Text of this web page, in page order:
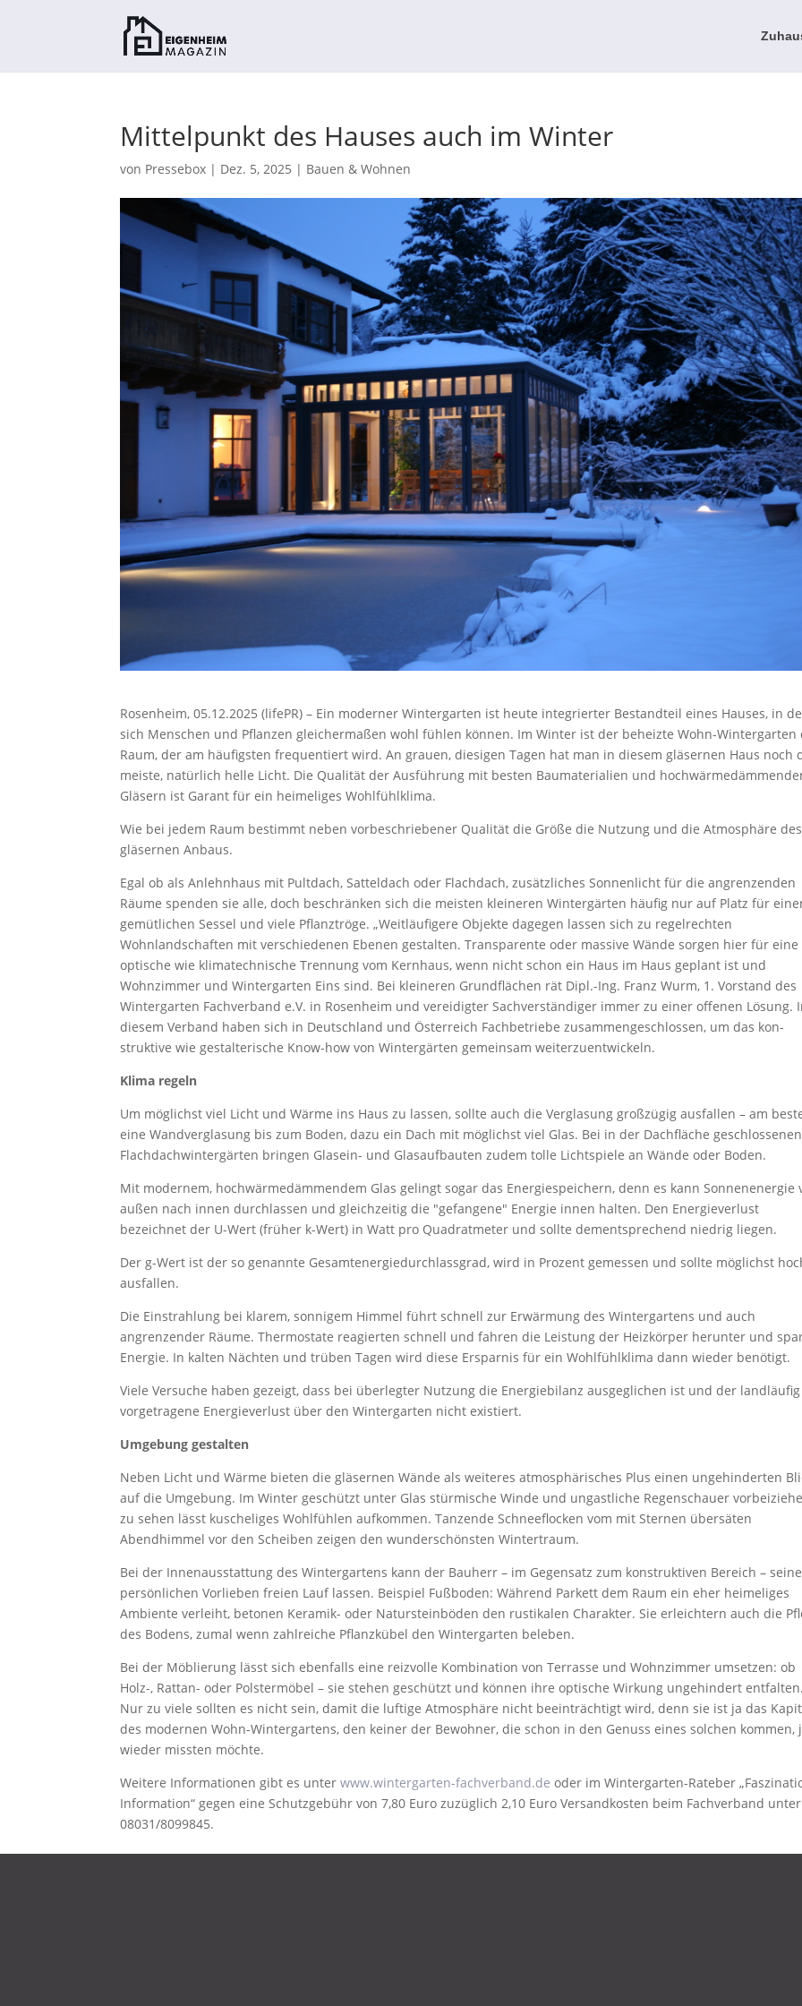
Mittelpunkt des Hauses auch im Winter
von Pressebox | Dez. 5, 2025 | Bauen & Wohnen
Rosenheim, 05.12.2025 (lifePR) – Ein moderner Wintergarten ist heute integrierter Bestandteil eines Hauses, in
sich Men­schen und Pflanzen gleichermaßen wohl fühlen können. Im Winter ist der beheizte Wohn-Wintergarten
Raum, der am häufigsten frequentiert wird. An grauen, diesigen Tagen hat man in diesem gläsernen Haus noch
meiste, natürlich helle Licht. Die Qualität der Ausführung mit besten Baumaterialien und
Gläsern ist Garant für ein heimeliges Wohlfühlklima.
Wie bei jedem Raum bestimmt neben vorbeschriebener Qualität die Größe die Nutzung und die Atmosphäre des
gläsernen Anbaus.
Egal ob als Anlehnhaus mit Pultdach, Satteldach oder Flachdach, zusätzliches Sonnenlicht für die angrenzenden
Räume spenden sie alle, doch beschränken sich die meisten kleineren Wintergärten häufig nur auf Platz für
gemütlichen Sessel und viele Pflanztröge. „Weitläufigere Objekte dagegen lassen sich zu regelrechten
Wohnlandschaften mit verschiedenen Ebenen gestalten. Transparente oder massive Wände sorgen hier für eine
optische wie klimatechnische Trennung vom Kernhaus, wenn nicht schon ein Haus im Haus geplant ist und
Wohnzimmer und Wintergarten Eins sind. Bei kleineren Grundflächen rät Dipl.-Ing. Franz Wurm, 1. Vorstand des
Wintergarten Fachverband e.V. in Rosenheim und vereidigter Sachverständiger immer zu einer offenen Lösung.
diesem Verband haben sich in Deutschland und Österreich Fachbetriebe zusammengeschlossen, um das kon­
struktive wie gestalterische Know-how von Wintergärten gemeinsam weiterzuentwickeln.
Klima regeln
Um möglichst viel Licht und Wärme ins Haus zu lassen, sollte auch die Verglasung großzügig ausfallen – am
eine Wandverglasung bis zum Boden, dazu ein Dach mit möglichst viel Glas. Bei in der Dachfläche geschlossenen
Flachdachwintergärten bringen Glasein- und Glasaufbauten zudem tolle Lichtspiele an Wände oder Boden.
Mit modernem, hochwärmedämmendem Glas gelingt sogar das Energiespeichern, denn es kann Sonnenenergie
außen nach innen durchlassen und gleichzeitig die "gefangene" Energie innen halten. Den Energieverlust
bezeichnet der U-Wert (früher k-Wert) in Watt pro Quadratmeter und sollte dementsprechend niedrig liegen.
Der g-Wert ist der so genannte Gesamtenergiedurchlassgrad, wird in Prozent gemessen und sollte möglichst
ausfal­len.
Die Einstrahlung bei klarem, sonnigem Himmel führt schnell zur Erwärmung des Wintergartens und auch
angrenzender Räume. Thermostate reagierten schnell und fahren die Leistung der Heizkörper herunter und
Energie. In kalten Nächten und trüben Tagen wird diese Ersparnis für ein Wohlfühlklima dann wieder benötigt.
Viele Versuche haben gezeigt, dass bei überlegter Nutzung die Energiebilanz ausgeglichen ist und der
vorgetragene Energieverlust über den Wintergarten nicht existiert.
Umgebung gestalten
Neben Licht und Wärme bieten die gläsernen Wände als weiteres atmosphärisches Plus ei­nen ungehinderten
auf die Umgebung. Im Winter geschützt unter Glas stürmische Winde und ungastliche Regenschauer
zu sehen lässt kuscheliges Wohlfühlen aufkommen. Tanzende Schneeflocken vom mit Sternen übersäten
Abendhimmel vor den Scheiben zeigen den wunderschönsten Wintertraum.
Bei der Innenausstattung des Wintergartens kann der Bauherr – im Gegensatz zum kon­struktiven Bereich –
persönlichen Vorlieben freien Lauf lassen. Beispiel Fußboden: Während Parkett dem Raum ein eher heimeliges
Ambiente verleiht, betonen Keramik- oder Natursteinböden den rustikalen Charakter. Sie erleichtern auch die
des Bodens, zu­mal wenn zahlreiche Pflanzkübel den Wintergarten beleben.
Bei der Möblierung lässt sich ebenfalls eine reizvolle Kombination von Terrasse und Wohn­zimmer umsetzen: ob
Holz-, Rattan- oder Polstermöbel – sie stehen geschützt und können ihre optische Wirkung ungehindert entfalten.
Nur zu viele sollten es nicht sein, damit die luf­tige Atmosphäre nicht beeinträchtigt wird, denn sie ist ja das
des modernen Wohn-Wintergartens, den keiner der Bewohner, die schon in den Genuss eines solchen kommen,
wieder missten möchte.
Weitere Informationen gibt es unterwww.wintergarten-fachverband.de oder im Wintergarten-Rateber
Information“ gegen eine Schutzgebühr von 7,80 Euro zuzüglich 2,10 Euro Versandkosten beim Fachverband
08031/8099845.